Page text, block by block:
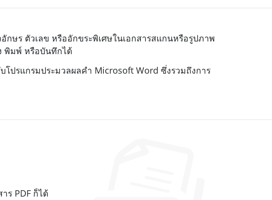
กษร ตัวเลข หรืออักขระพิเศษในเอกสารสแกนหรือรูปภาพ
พิมพ์ หรือบันทึกได้
ปรแกรมประมวลผลคำ Microsoft Word ซึ่งรวมถึงการ
ร PDF ก็ได้